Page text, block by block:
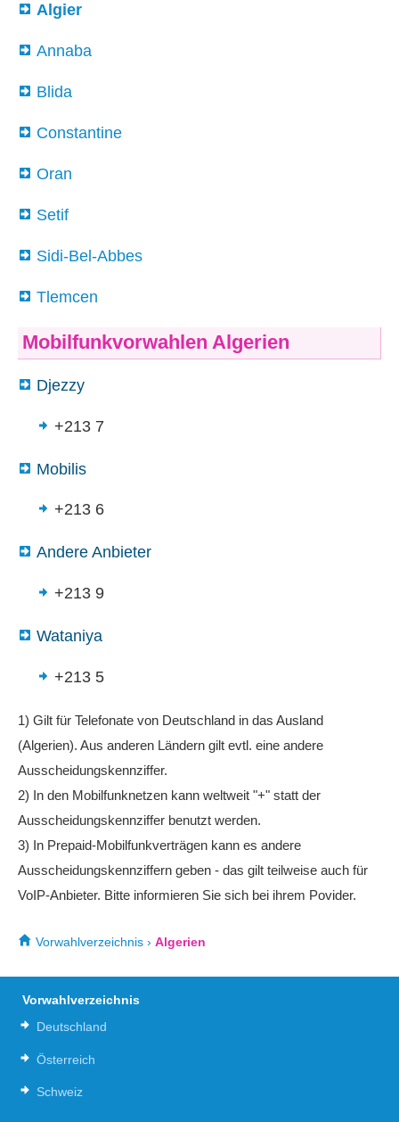
Algier
Annaba
Blida
Constantine
Oran
Setif
Sidi-Bel-Abbes
Tlemcen
Mobilfunkvorwahlen Algerien
Djezzy
+213 7
Mobilis
+213 6
Andere Anbieter
+213 9
Wataniya
+213 5
1) Gilt für Telefonate von Deutschland in das Ausland
(Algerien). Aus anderen Ländern gilt evtl. eine andere
Ausscheidungskennziffer.
2) In den Mobilfunknetzen kann weltweit "+" statt der
Ausscheidungskennziffer benutzt werden.
3) In Prepaid-Mobilfunkverträgen kann es andere
Ausscheidungskennziffern geben - das gilt teilweise auch für
VoIP-Anbieter. Bitte informieren Sie sich bei ihrem Povider.
Vorwahlverzeichnis › Algerien
Vorwahlverzeichnis
Deutschland
Österreich
Schweiz